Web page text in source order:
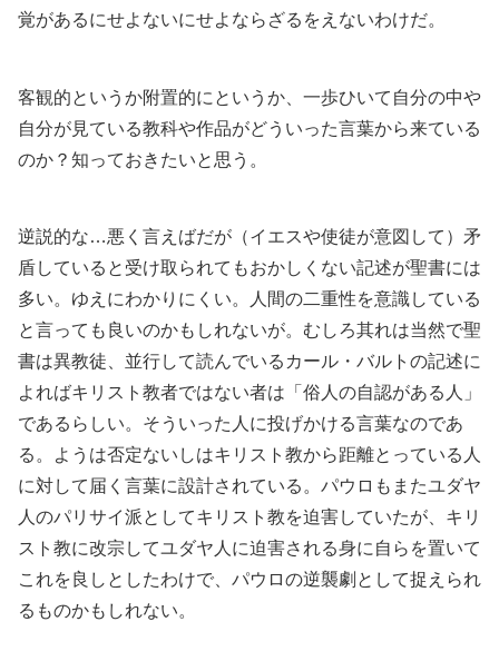
覚があるにせよないにせよならざるをえないわけだ。
客観的というか附置的にというか、一歩ひいて自分の中や
自分が見ている教科や作品がどういった言葉から来ている
のか？知っておきたいと思う。
逆説的な…悪く言えばだが（イエスや使徒が意図して）矛
盾していると受け取られてもおかしくない記述が聖書には
多い。ゆえにわかりにくい。人間の二重性を意識している
と言っても良いのかもしれないが。むしろ其れは当然で聖
書は異教徒、並行して読んでいるカール・バルトの記述に
よればキリスト教者ではない者は「俗人の自認がある人」
であるらしい。そういった人に投げかける言葉なのであ
る。ようは否定ないしはキリスト教から距離とっている人
に対して届く言葉に設計されている。パウロもまたユダヤ
人のパリサイ派としてキリスト教を迫害していたが、キリ
スト教に改宗してユダヤ人に迫害される身に自らを置いて
これを良しとしたわけで、パウロの逆襲劇として捉えられ
るものかもしれない。